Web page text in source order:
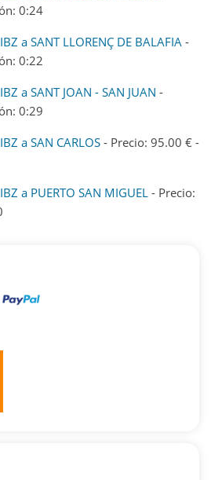
0:24
a SANT LLORENÇ DE BALAFIA -
0:22
a SANT JOAN - SAN JUAN -
0:29
a SAN CARLOS - Precio: 95.00 € -
a PUERTO SAN MIGUEL - Precio: